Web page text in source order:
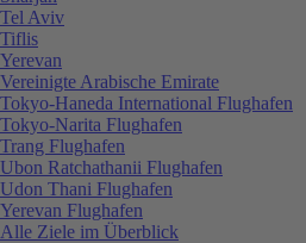
Tel Aviv
Tiflis
Yerevan
Vereinigte Arabische Emirate
Tokyo-Haneda International Flughafen
Tokyo-Narita Flughafen
Trang Flughafen
Ubon Ratchathanii Flughafen
Udon Thani Flughafen
Yerevan Flughafen
Alle Ziele im Überblick